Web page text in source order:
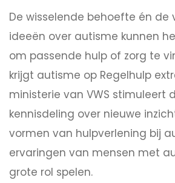
De wisselende behoefte én de
ideeën over autisme kunnen
om passende hulp of zorg te
krijgt autisme op Regelhulp
ministerie van VWS stimuleert
kennisdeling over nieuwe
vormen van hulpverlening bij
ervaringen van mensen met
grote rol spelen.